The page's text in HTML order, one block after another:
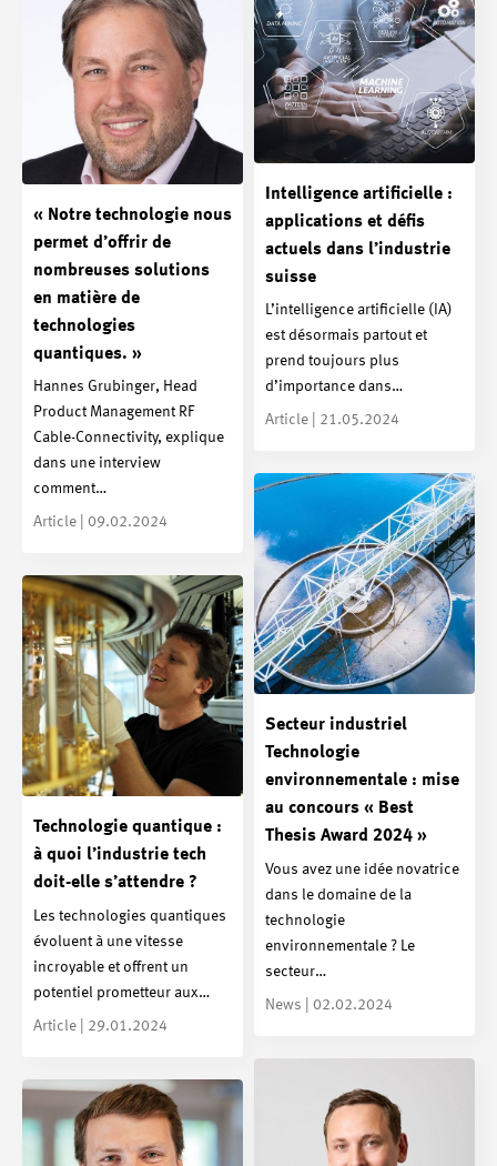
Intelligence artificielle :
applications et défis
actuels dans l’industrie
suisse
L’intelligence artificielle (IA)
est désormais partout et
prend toujours plus
d’importance dans…
Article | 21.05.2024
« Notre technologie nous
permet d’offrir de
nombreuses solutions
en matière de
technologies
quantiques. »
Hannes Grubinger, Head
Product Management RF
Cable-Connectivity, explique
dans une interview
comment…
Article | 09.02.2024
Secteur industriel
Technologie
environnementale : mise
au concours « Best
Thesis Award 2024 »
Vous avez une idée novatrice
dans le domaine de la
technologie
environnementale ? Le
secteur…
News | 02.02.2024
Technologie quantique :
à quoi l’industrie tech
doit-elle s’attendre ?
Les technologies quantiques
évoluent à une vitesse
incroyable et offrent un
potentiel prometteur aux…
Article | 29.01.2024